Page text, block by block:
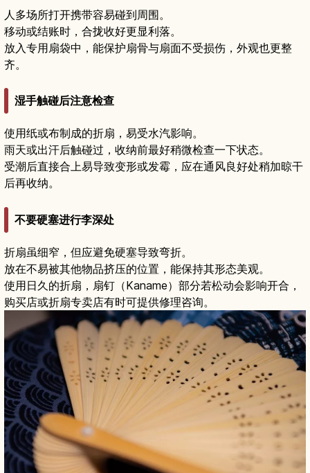
人多场所打开携带容易碰到周围。
移动或结账时，合拢收好更显利落。
放入专用扇袋中，能保护扇骨与扇面不受损伤，外观也更整
齐。
湿手触碰后注意检查
使用纸或布制成的折扇，易受水汽影响。
雨天或出汗后触碰过，收纳前最好稍微检查一下状态。
受潮后直接合上易导致变形或发霉，应在通风良好处稍加晾干
后再收纳。
不要硬塞进行李深处
折扇虽细窄，但应避免硬塞导致弯折。
放在不易被其他物品挤压的位置，能保持其形态美观。
使用日久的折扇，扇钉（Kaname）部分若松动会影响开合，
购买店或折扇专卖店有时可提供修理咨询。